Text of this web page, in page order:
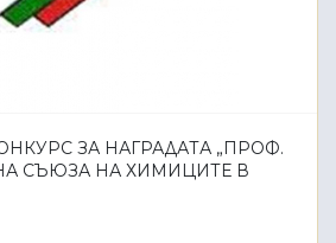
ЗА НАГРАДАТА „ПРОФ.
СЪЮЗА НА ХИМИЦИТЕ В